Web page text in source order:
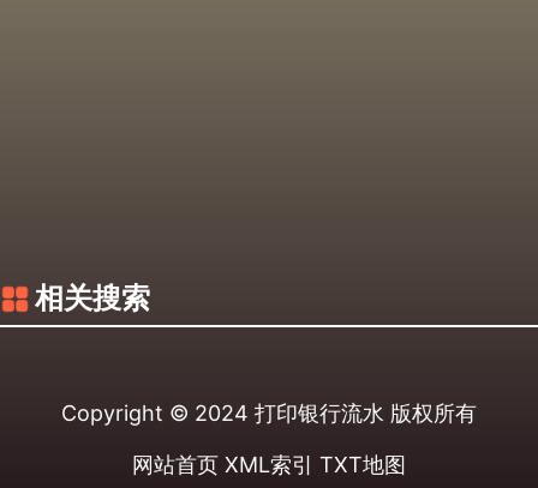
相关搜索
Copyright © 2024 打印银行流水 版权所有
网站首页 XML索引 TXT地图